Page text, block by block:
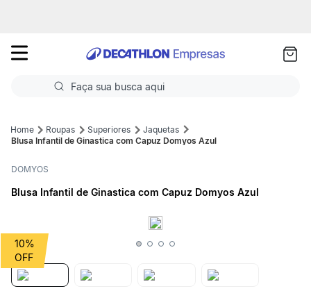
Faça sua busca aqui
4ºVolei
ºFutebol Campo
Roupas Superiores
Jaquetas
Blusa Infantil de Ginastica com Capuz Domyos Azul
DOMYOS
Blusa Infantil de Ginastica com Capuz Domyos Azul
10%